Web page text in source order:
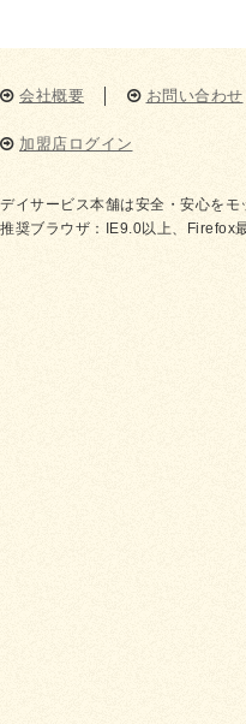
会社概要 お問い合わせ
加盟店ログイン
デイサービス本舗は安全・安心を
推奨ブラウザ：IE9.0以上、Firefox